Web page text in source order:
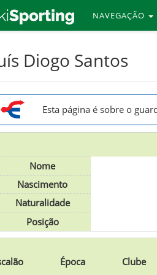
NAVEGAÇÃO
Diogo Santos
Esta página é sobre o
Nome
Nascimento
Naturalidade
Posição
Época Clube